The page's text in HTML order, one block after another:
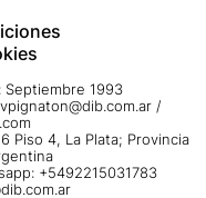
Septiembre 1993
vpignaton@dib.com.ar /
Piso 4, La Plata; Provincia
+5492215031783